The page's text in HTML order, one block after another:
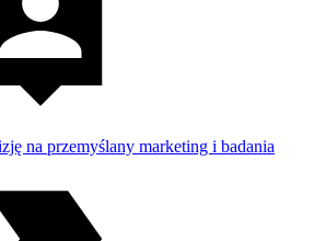
na przemyślany marketing i badania